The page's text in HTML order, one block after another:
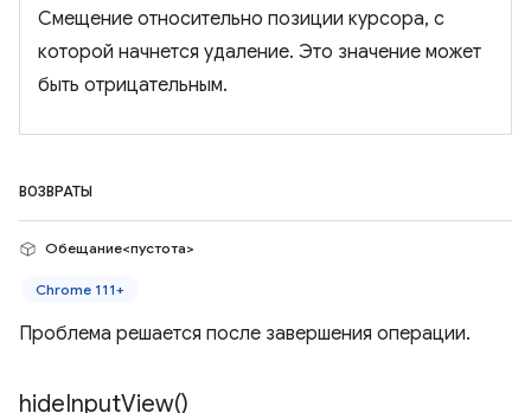
Смещение относительно позиции курсора, с
которой начнется удаление. Это значение может
быть отрицательным.
ВОЗВРАТЫ
Обещание<пустота>
Chrome 111+
Проблема решается после завершения операции.
hideInputView()